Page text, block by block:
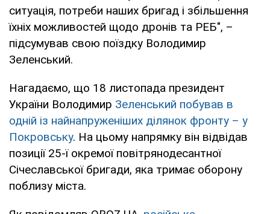
ситуація, потреби наших бригад і збільшення
їхніх можливостей щодо дронів та РЕБ", –
підсумував свою поїздку Володимир
Зеленський.
Нагадаємо, що 18 листопада президент
України Володимир Зеленський побував в
одній із найнапруженіших ділянок фронту – у
Покровську. На цьому напрямку він відвідав
позиції 25-ї окремої повітрянодесантної
Січеславської бригади, яка тримає оборону
поблизу міста.